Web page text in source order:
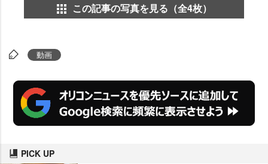
この記事の写真を見る（全4枚）
動画
PICK UP